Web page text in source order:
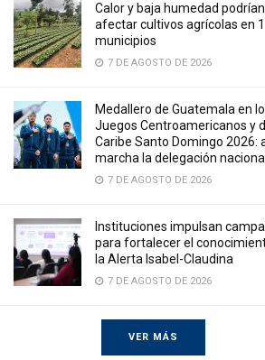
Calor y baja humedad podrían
afectar cultivos agrícolas en
municipios
7 DE AGOSTO DE 2026
Medallero de Guatemala en
Juegos Centroamericanos y
Caribe Santo Domingo 2026:
marcha la delegación nacional
7 DE AGOSTO DE 2026
Instituciones impulsan
para fortalecer el
la Alerta Isabel-Claudina
7 DE AGOSTO DE 2026
VER MÁS